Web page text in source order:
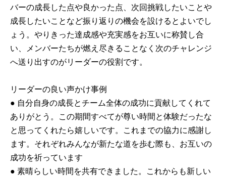
バーの成長した点や良かった点、次回挑戦したいことや
成長したいことなど振り返りの機会を設けるとよいでし
ょう。やりきった達成感や充実感をお互いに称賛し合
い、メンバーたちが燃え尽きることなく次のチャレンジ
へ送り出すのがリーダーの役割です。
リーダーの良い声かけ事例
● 自分自身の成長とチーム全体の成功に貢献してくれて
ありがとう。この期間すべてが尊い時間と体験だったな
と思ってくれたら嬉しいです。これまでの協力に感謝し
ます。それぞれみんなが新たな道を歩む際も、お互いの
成功を祈っています
● 素晴らしい時間を共有できました。これからも新しい